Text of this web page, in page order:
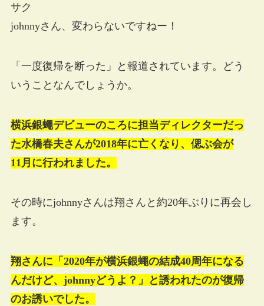
サク
johnnyさん、変わらないですねー！
「一度復帰を断った」と報道されています。どう
いうことなんでしょうか。
横浜銀蠅デビューのころに担当ディレクターだっ
た水橋春夫さんが2018年に亡くなり、偲ぶ会が
11月に行われました。
その時にjohnnyさんは翔さんと約20年ぶりに再会し
ます。
翔さんに「2020年が横浜銀蠅の結成40周年になる
んだけど、johnnyどうよ？」と誘われたのが復帰
のお誘いでした。